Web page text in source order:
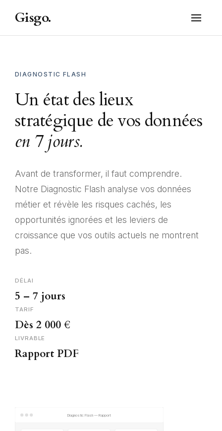
Gisgo.
DIAGNOSTIC FLASH
Un état des lieux
stratégique de vos données
en 7 jours.
Avant de transformer, il faut comprendre.
Notre Diagnostic Flash analyse vos données
métier et révèle les risques cachés, les
opportunités ignorées et les leviers de
croissance que vos outils actuels ne montrent
pas.
DÉLAI
5 – 7 jours
TARIF
Dès 2 000 €
LIVRABLE
Rapport PDF
Diagnostic Flash — Rapport